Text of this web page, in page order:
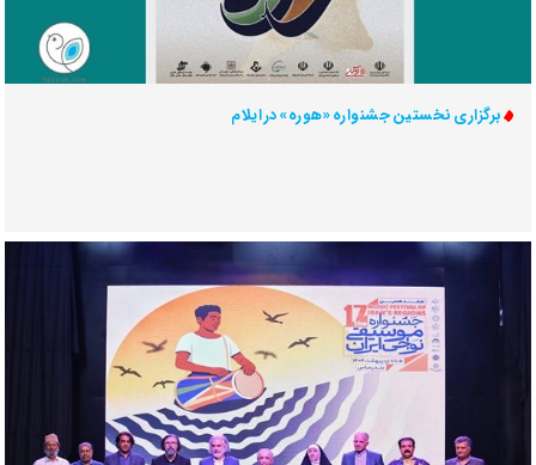
برگزاری نخستین جشنواره «هوره» در ایلام